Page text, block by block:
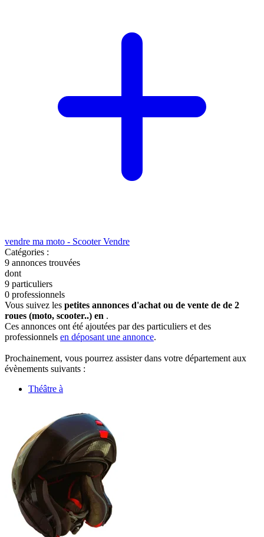
vendre ma moto - Scooter Vendre
Catégories :
9 annonces trouvées
dont
9 particuliers
0 professionnels
Vous suivez les petites annonces d'achat ou de vente de de 2
roues (moto, scooter..) en .
Ces annonces ont été ajoutées par des particuliers et des
professionnels en déposant une annonce.
Prochainement, vous pourrez assister dans votre département aux
évènements suivants :
Théâtre à